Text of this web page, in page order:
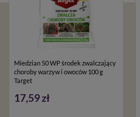
Miedzian 50 WP środek zwalczający
choroby warzyw i owoców 100 g
Target
17,59 zł